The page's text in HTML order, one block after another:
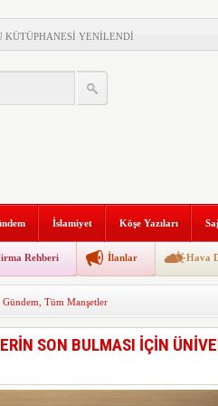
KÜTÜPHANESİ YENİLENDİ
VATANDAŞ ÖLÜ BULUNDU
yankılandı
İslamiyet Köşe Yazıları
Rehberi İlanlar Hava
Gündem Tüm Manşetler
SON BULMASI İÇİN